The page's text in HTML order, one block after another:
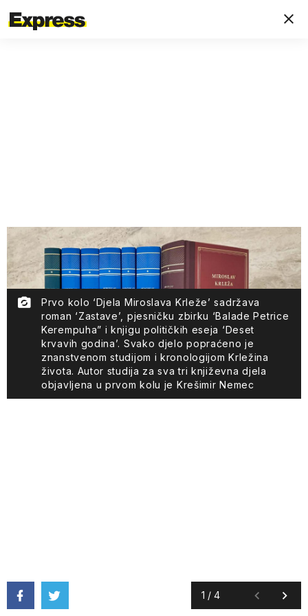
Prvo kolo ‘Djela Miroslava Krleže’ sadržava
roman ‘Zastave’, pjesničku zbirku ‘Balade Petrice
Kerempuha” i knjigu političkih eseja ‘Deset
krvavih godina’. Svako djelo popraćeno je
znanstvenom studijom i kronologijom Krležina
života. Autor studija za sva tri književna djela
objavljena u prvom kolu je Krešimir Nemec
1 / 4